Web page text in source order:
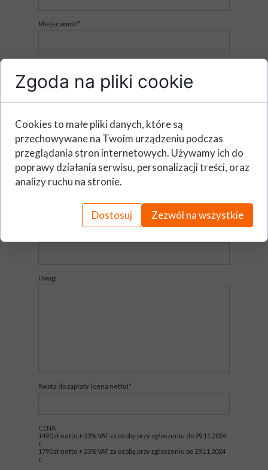
Miejscowość*
Telefon*
Uwagi
Kwota do zapłaty (cena netto)*
CENA
1490 zł netto + 23% VAT za osobę przy zgłoszeniu do 29.11.2024
r.
1790 zł netto + 23% VAT za osobę przy zgłoszeniu po 29.11.2024
r.
Zgoda na pliki cookie
Cookies to małe pliki danych, które są
przechowywane na Twoim urządzeniu podczas
przeglądania stron internetowych. Używamy ich do
poprawy działania serwisu, personalizacji treści, oraz
analizy ruchu na stronie.
Dostosuj Zezwól na wszystkie